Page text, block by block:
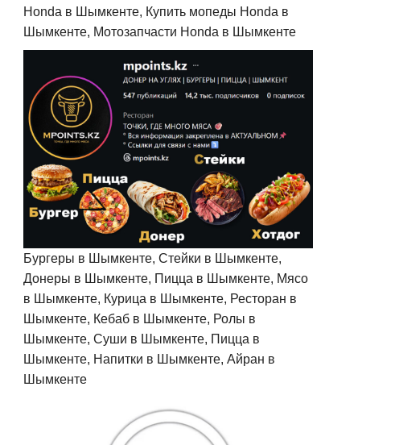
Honda в Шымкенте, Купить мопеды Honda в
Шымкенте, Мотозапчасти Honda в Шымкенте
Бургеры в Шымкенте, Стейки в Шымкенте,
Донеры в Шымкенте, Пицца в Шымкенте, Мясо
в Шымкенте, Курица в Шымкенте, Ресторан в
Шымкенте, Кебаб в Шымкенте, Ролы в
Шымкенте, Суши в Шымкенте, Пицца в
Шымкенте, Напитки в Шымкенте, Айран в
Шымкенте